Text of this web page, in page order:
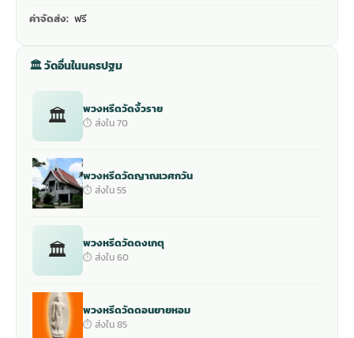
ค่าจัดส่ง: ฟรี
🏛 วัดอื่นในนครปฐม
🏛 พวงหรีดวัดงิ้วราย
⏱ ส่งใน 70
พวงหรีดวัดญาณเวศกวัน
⏱ ส่งใน 55
🏛 พวงหรีดวัดดงเกตุ
⏱ ส่งใน 60
พวงหรีดวัดดอนยายหอม
⏱ ส่งใน 85